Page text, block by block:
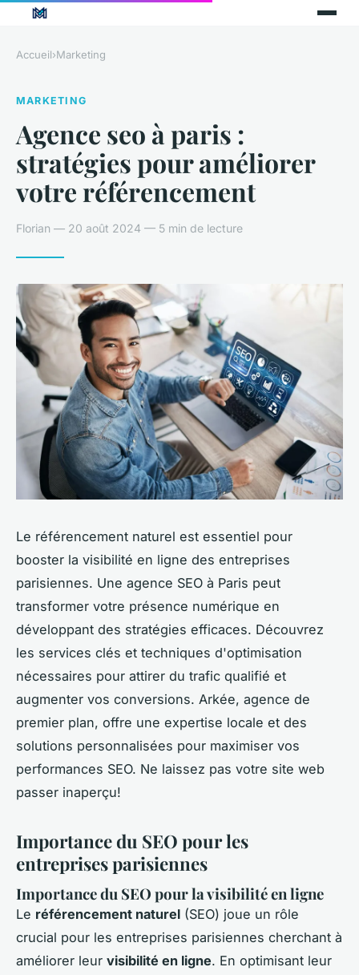
Accueil›Marketing
MARKETING
Agence seo à paris :
stratégies pour améliorer
votre référencement
Florian — 20 août 2024 — 5 min de lecture
Le référencement naturel est essentiel pour
booster la visibilité en ligne des entreprises
parisiennes. Une agence SEO à Paris peut
transformer votre présence numérique en
développant des stratégies efficaces. Découvrez
les services clés et techniques d'optimisation
nécessaires pour attirer du trafic qualifié et
augmenter vos conversions. Arkée, agence de
premier plan, offre une expertise locale et des
solutions personnalisées pour maximiser vos
performances SEO. Ne laissez pas votre site web
passer inaperçu!
Importance du SEO pour les
entreprises parisiennes
Importance du SEO pour la visibilité en ligne
Le référencement naturel (SEO) joue un rôle
crucial pour les entreprises parisiennes cherchant à
améliorer leur visibilité en ligne. En optimisant leur